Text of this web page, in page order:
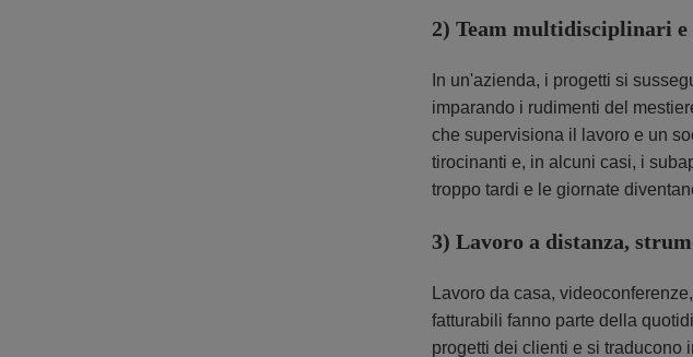
2) Team multidisciplinari e
In un'azienda, i progetti si
imparando i rudimenti del
che supervisiona il lavoro e un
tirocinanti e, in alcuni casi, i
troppo tardi e le giornate
3) Lavoro a distanza,
Lavoro da casa,
fatturabili fanno parte della
progetti dei clienti e si traducono